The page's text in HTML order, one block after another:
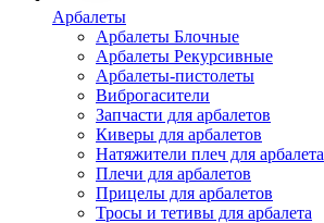
Арбалеты
Арбалеты Блочные
Арбалеты Рекурсивные
Арбалеты-пистолеты
Виброгасители
Запчасти для арбалетов
Киверы для арбалетов
Натяжители плеч для арбалета
Плечи для арбалетов
Прицелы для арбалетов
Тросы и тетивы для арбалета